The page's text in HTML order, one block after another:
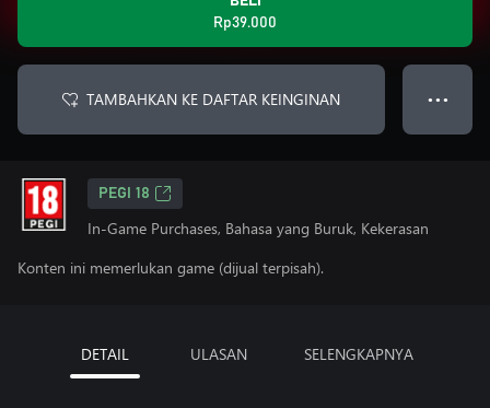
Rp39.000
TAMBAHKAN KE DAFTAR KEINGINAN ● ● ●
PEGI 18
In-Game Purchases, Bahasa yang Buruk, Kekerasan
Konten ini memerlukan game (dijual terpisah).
DETAIL ULASAN SELENGKAPNYA